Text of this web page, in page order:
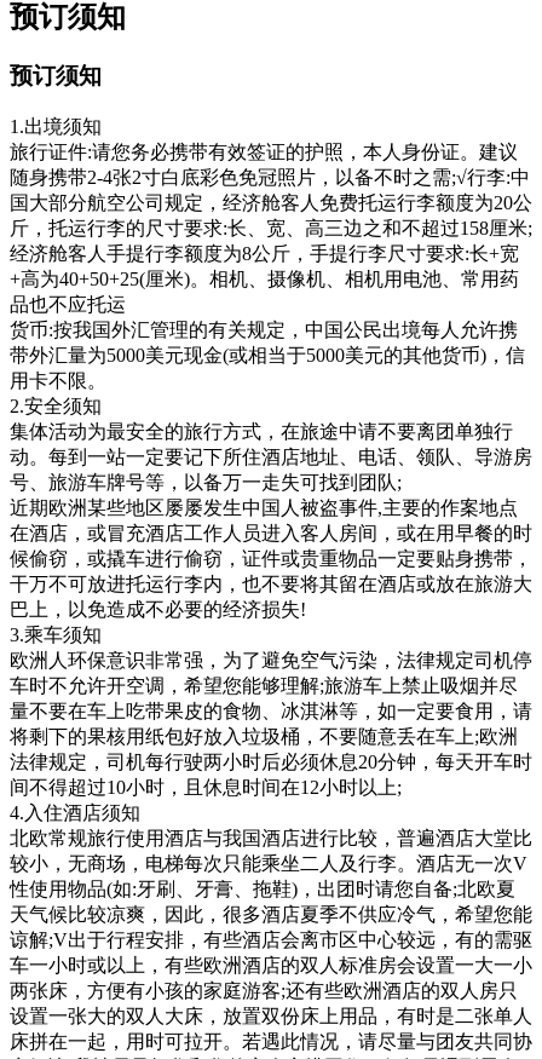
预订须知
预订须知
1.出境须知
旅行证件:请您务必携带有效签证的护照，本人身份证。建议
随身携带2-4张2寸白底彩色免冠照片，以备不时之需;√行李:中
国大部分航空公司规定，经济舱客人免费托运行李额度为20公
斤，托运行李的尺寸要求:长、宽、高三边之和不超过158厘米;
经济舱客人手提行李额度为8公斤，手提行李尺寸要求:长+宽
+高为40+50+25(厘米)。相机、摄像机、相机用电池、常用药
品也不应托运
货币:按我国外汇管理的有关规定，中国公民出境每人允许携
带外汇量为5000美元现金(或相当于5000美元的其他货币)，信
用卡不限。
2.安全须知
集体活动为最安全的旅行方式，在旅途中请不要离团单独行
动。每到一站一定要记下所住酒店地址、电话、领队、导游房
号、旅游车牌号等，以备万一走失可找到团队;
近期欧洲某些地区屡屡发生中国人被盗事件,主要的作案地点
在酒店，或冒充酒店工作人员进入客人房间，或在用早餐的时
候偷窃，或撬车进行偷窃，证件或贵重物品一定要贴身携带，
干万不可放进托运行李内，也不要将其留在酒店或放在旅游大
巴上，以免造成不必要的经济损失!
3.乘车须知
欧洲人环保意识非常强，为了避免空气污染，法律规定司机停
车时不允许开空调，希望您能够理解;旅游车上禁止吸烟并尽
量不要在车上吃带果皮的食物、冰淇淋等，如一定要食用，请
将剩下的果核用纸包好放入垃圾桶，不要随意丢在车上;欧洲
法律规定，司机每行驶两小时后必须休息20分钟，每天开车时
间不得超过10小时，且休息时间在12小时以上;
4.入住酒店须知
北欧常规旅行使用酒店与我国酒店进行比较，普遍酒店大堂比
较小，无商场，电梯每次只能乘坐二人及行李。酒店无一次V
性使用物品(如:牙刷、牙膏、拖鞋)，出团时请您自备;北欧夏
天气候比较凉爽，因此，很多酒店夏季不供应冷气，希望您能
谅解;V出于行程安排，有些酒店会离市区中心较远，有的需驱
车一小时或以上，有些欧洲酒店的双人标准房会设置一大一小
两张床，方便有小孩的家庭游客;还有些欧洲酒店的双人房只
设置一张大的双人大床，放置双份床上用品，有时是二张单人
床拼在一起，用时可拉开。若遇此情况，请尽量与团友共同协